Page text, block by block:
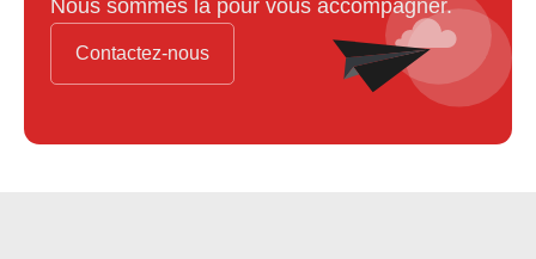
Nous sommes là pour vous accompagner.
Contactez-nous